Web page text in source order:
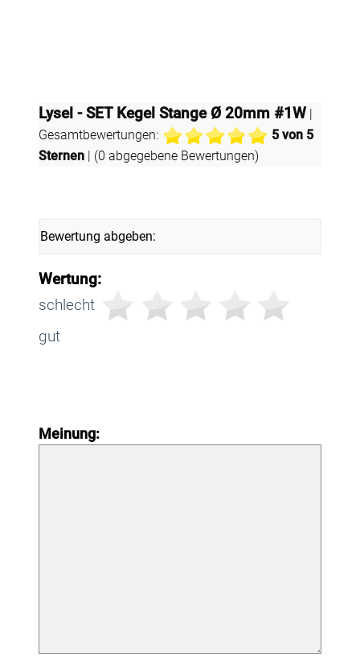
Lysel - SET Kegel Stange Ø 20mm #1W
Gesamtbewertungen:
5von 5
Sternen
| (0 abgegebene Bewertungen)
Bewertung abgeben:
Wertung:
schlecht
gut
Meinung: